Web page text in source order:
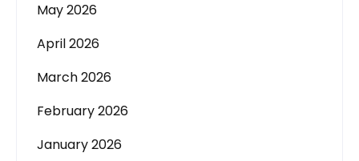
May 2026
April 2026
March 2026
February 2026
January 2026